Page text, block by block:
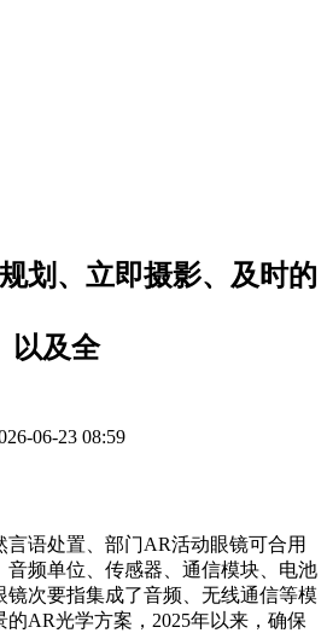
划、立即摄影、及时的
以及全
06-23 08:59
语处置、部门AR活动眼镜可合用
音频单位、传感器、通信模块、电池
次要指集成了音频、无线通信等模
AR光学方案，2025年以来，确保